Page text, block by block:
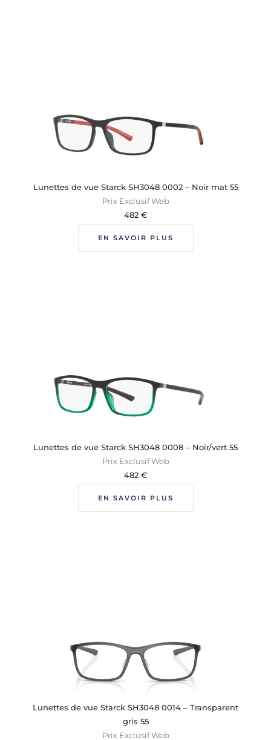
Lunettes de vue Starck SH3048 0002 – Noir mat 55
Prix Exclusif Web
482 €
EN SAVOIR PLUS
Lunettes de vue Starck SH3048 0008 – Noir/vert 55
Prix Exclusif Web
482 €
EN SAVOIR PLUS
Lunettes de vue Starck SH3048 0014 – Transparent
gris 55
Prix Exclusif Web